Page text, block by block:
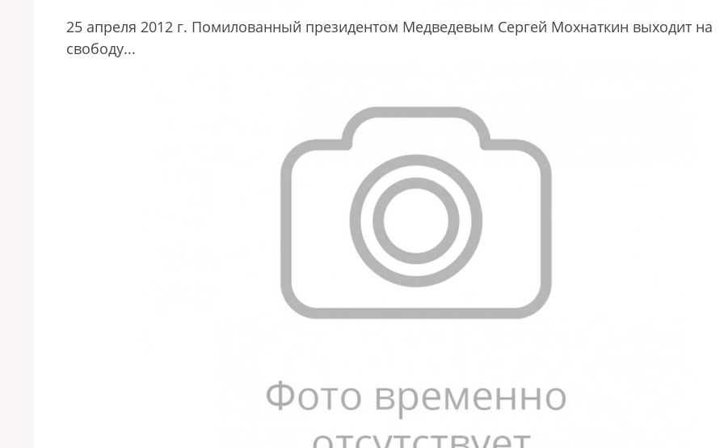
25 апреля 2012 г. Помилованный президентом Медведевым Сергей Мохнаткин выходит на
свободу...